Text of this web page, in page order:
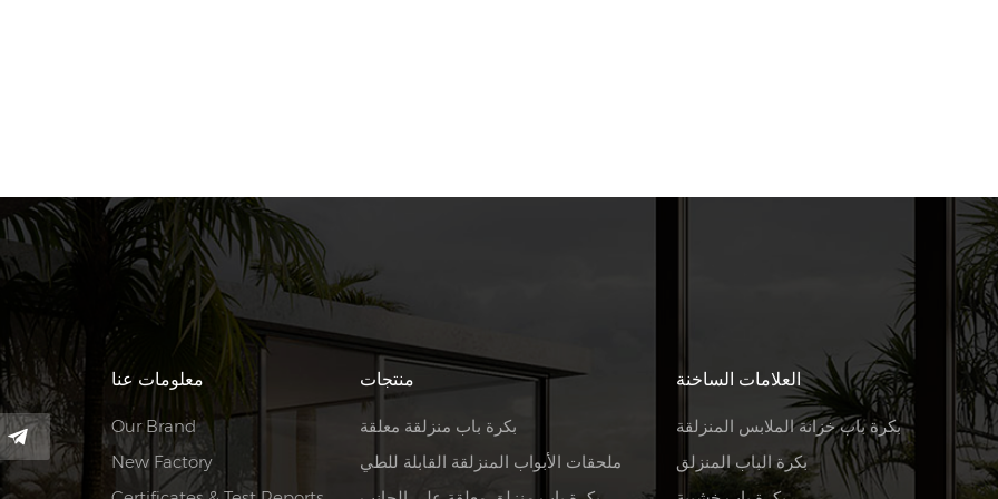
معلومات عنا
Our Brand
New Factory
منتجات
بكرة باب منزلقة معلقة
ملحقات الأبواب المنزلقة القابلة للطي
العلامات الساخنة
بكرة باب خزانة الملابس المنزلقة
بكرة الباب المنزلق